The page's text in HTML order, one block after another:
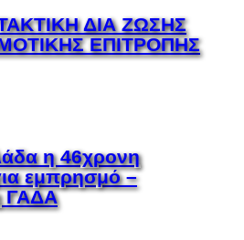
ΔΙΑ ΖΩΣΗΣ
ΕΠΙΤΡΟΠΗΣ
η 46χρονη
εμπρησμό –
ΓΑΔΑ